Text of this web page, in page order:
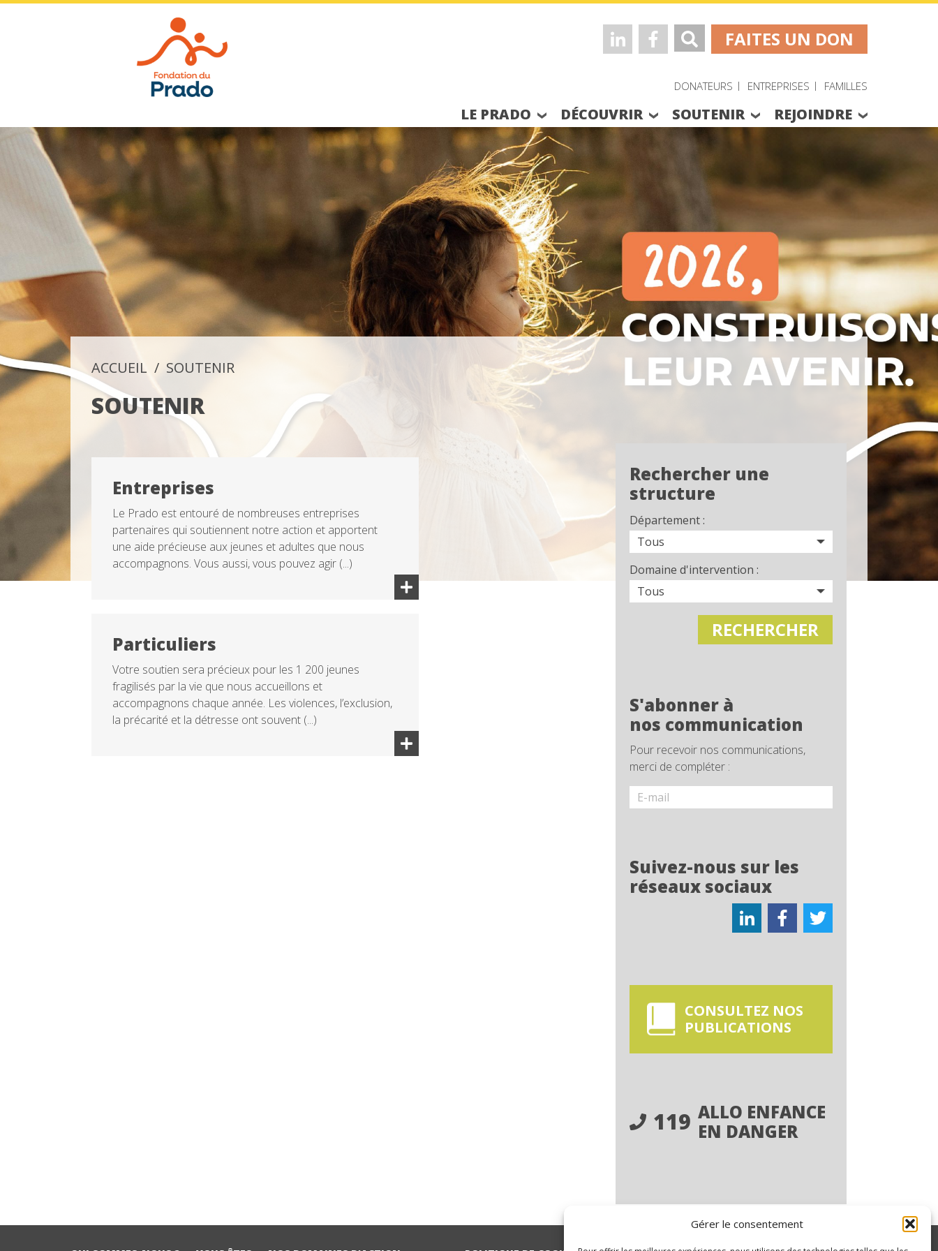
Gérer le consentement
FAITES UN DON
DONATEURS ENTREPRISES FAMILLES
LE PRADO DÉCOUVRIR SOUTENIR REJOINDRE
ACCUEIL SOUTENIR
SOUTENIR
Entreprises
Le Prado est entouré de nombreuses entreprises
partenaires qui soutiennent notre action et apportent
une aide précieuse aux jeunes et adultes que nous
accompagnons. Vous aussi, vous pouvez agir (...)
Particuliers
Votre soutien sera précieux pour les 1 200 jeunes
fragilisés par la vie que nous accueillons et
accompagnons chaque année. Les violences, l’exclusion,
la précarité et la détresse ont souvent (...)
Rechercher une
structure
Département :
Domaine d'intervention :
S'abonner à
nos communication
Pour recevoir nos communications,
merci de compléter :
Suivez-nous sur les
réseaux sociaux
CONSULTEZ NOS
PUBLICATIONS
119 ALLO ENFANCE
EN DANGER